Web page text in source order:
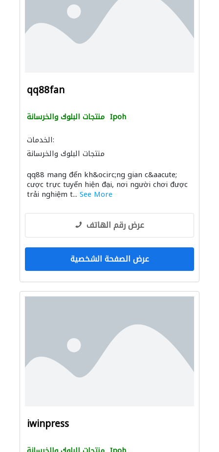
qq88fan
منتجات البلوك والخرسانة Ipoh
الخدمات:
منتجات البلوك والخرسانة
qq88 mang đến kh&ocirc;ng gian c&aacute;
cược trực tuyến hiện đại, nơi người chơi được
trải nghiệm t... See More
عرض رقم الهاتف
عرض الصفحة الشخصية
iwinpress